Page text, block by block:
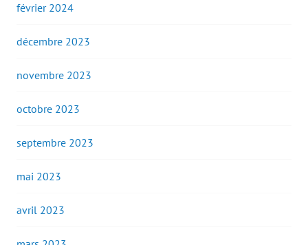
février 2024
décembre 2023
novembre 2023
octobre 2023
septembre 2023
mai 2023
avril 2023